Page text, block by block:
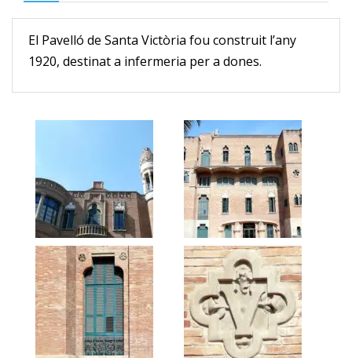
El Pavelló de Santa Victòria fou construit l’any
1920, destinat a infermeria per a dones.